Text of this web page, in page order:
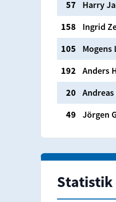
57 Harry
158 Ingrid
105 Mogens
192 Anders
20 Andreas
49 Jörgen
Statistik